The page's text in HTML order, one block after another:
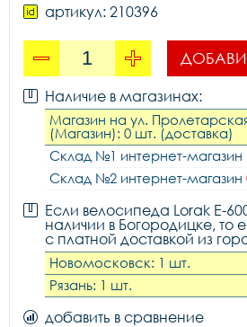
артикул: 210396
Наличие в магазинах:
Магазин на ул.
(Магазин): 0 шт. (доставка)
Склад №1 интернет-магазин
Склад №2 интернет-магазин
Если велосипеда Lorak E-
наличии в Богородицке, то
с платной доставкой из
Новомосковск: 1 шт.
Рязань: 1 шт.
добавить в сравнение